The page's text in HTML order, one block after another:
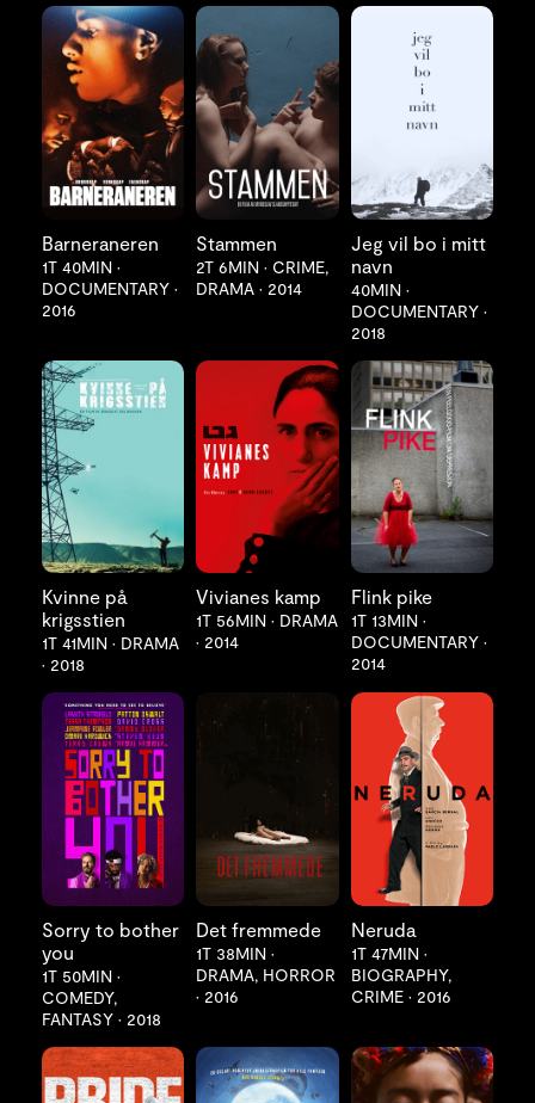
LES MER
Barneraneren
1T 40MIN •
DOCUMENTARY •
2016
LES MER
Stammen
2T 6MIN• CRIME,
DRAMA• 2014
LES MER
Jeg vil bo i mitt
navn
40MIN •
DOCUMENTARY •
2018
LES MER
Kvinne på
krigsstien
1T 41MIN • DRAMA
• 2018
LES MER
Vivianes kamp
1T 56MIN• DRAMA
• 2014
LES MER
Flink pike
1T 13MIN •
DOCUMENTARY •
2014
LES MER
Sorry to bother
you
1T 50MIN •
COMEDY,
FANTASY • 2018
Det fremmede
1T 38MIN•
DRAMA, HORROR
• 2016
LES MER
Neruda
1T 47MIN •
BIOGRAPHY,
CRIME • 2016